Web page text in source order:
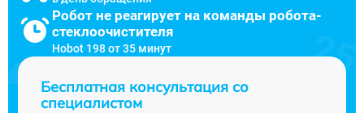
Робот не реагирует на команды робота-
стеклоочистителя
Hobot 198 от 35 минут
Бесплатная консультация со
специалистом